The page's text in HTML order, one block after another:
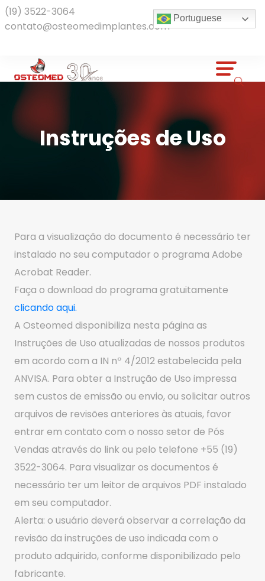
(19) 3522-3064
contato@osteomedimplantes.com
Instruções de Uso
Para a visualização do documento é necessário ter
instalado no seu computador o programa Adobe
Acrobat Reader.
Faça o download do programa gratuitamente
clicando aqui.
A Osteomed disponibiliza nesta página as
Instruções de Uso atualizadas de nossos produtos
em acordo com a IN nº 4/2012 estabelecida pela
ANVISA. Para obter a Instrução de Uso impressa
sem custos de emissão ou envio, ou solicitar outros
arquivos de revisões anteriores às atuais, favor
entrar em contato com o nosso setor de Pós
Vendas através do link ou pelo telefone +55 (19)
3522-3064. Para visualizar os documentos é
necessário ter um leitor de arquivos PDF instalado
em seu computador.
Alerta: o usuário deverá observar a correlação da
revisão da instruções de uso indicada com o
produto adquirido, conforme disponibilizado pelo
fabricante.
Portuguese